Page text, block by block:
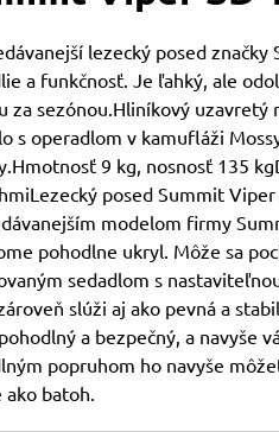
lezecký posed
a funkčnosť. Je ľahký, ale
za sezónou.Hliníkový uzavretý
s operadlom v kamufláži
9 kg, nosnosť 135
posed Summit
modelom firmy
pohodlne ukryl. Môže sa
sedadlom s
slúži aj ako pevná a
a bezpečný, a navyše
popruhom ho navyše
ako batoh.